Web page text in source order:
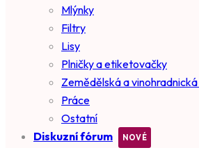
Mlýnky
Filtry
Lisy
Plničky a etiketovačky
Zemědělská a
Práce
Ostatní
Diskuzní fórum